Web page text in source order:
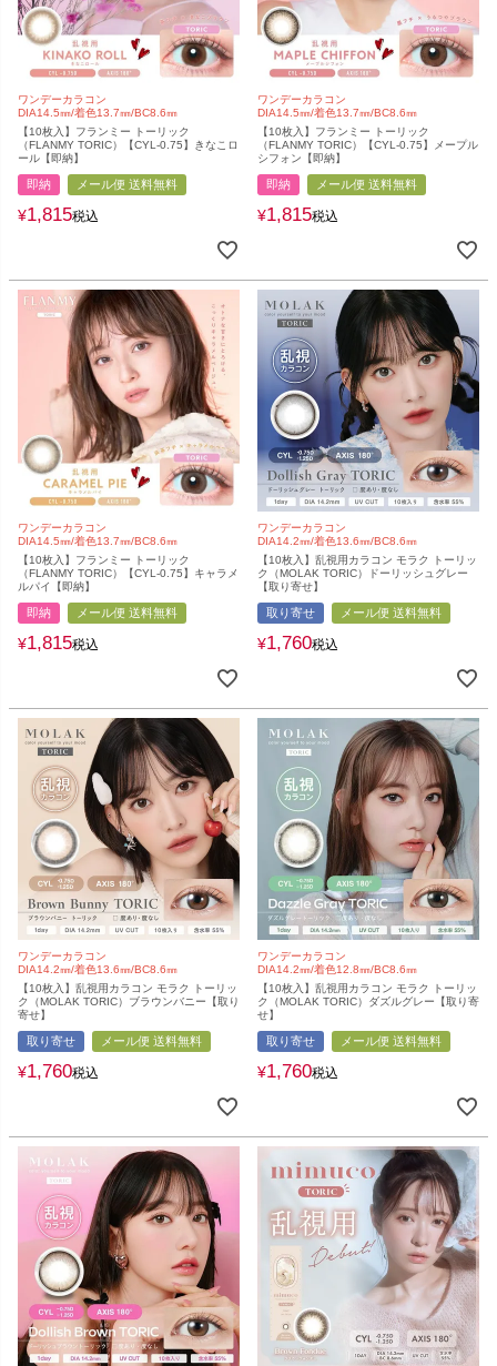
ワンデーカラコン
DIA14.5㎜/着色13.7㎜/BC8.6㎜
【10枚入】フランミー トーリック
（FLANMY TORIC）【CYL-0.75】きなこロ
ール【即納】
即納 メール便 送料無料
¥1,815税込
ワンデーカラコン
DIA14.5㎜/着色13.7㎜/BC8.6㎜
【10枚入】フランミー トーリック
（FLANMY TORIC）【CYL-0.75】メープル
シフォン【即納】
即納 メール便 送料無料
¥1,815税込
ワンデーカラコン
DIA14.5㎜/着色13.7㎜/BC8.6㎜
【10枚入】フランミー トーリック
（FLANMY TORIC）【CYL-0.75】キャラメ
ルパイ【即納】
即納 メール便 送料無料
¥1,815税込
ワンデーカラコン
DIA14.2㎜/着色13.6㎜/BC8.6㎜
【10枚入】乱視用カラコン モラク トーリッ
ク（MOLAK TORIC）ドーリッシュグレー
【取り寄せ】
取り寄せ メール便 送料無料
¥1,760税込
ワンデーカラコン
DIA14.2㎜/着色13.6㎜/BC8.6㎜
【10枚入】乱視用カラコン モラク トーリッ
ク（MOLAK TORIC）ブラウンバニー【取り
寄せ】
取り寄せ メール便 送料無料
¥1,760税込
ワンデーカラコン
DIA14.2㎜/着色12.8㎜/BC8.6㎜
【10枚入】乱視用カラコン モラク トーリッ
ク（MOLAK TORIC）ダズルグレー【取り寄
せ】
取り寄せ メール便 送料無料
¥1,760税込